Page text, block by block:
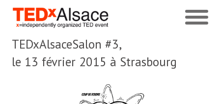
TEDxAlsaceSalon #3,
le 13 février 2015 à Strasbourg